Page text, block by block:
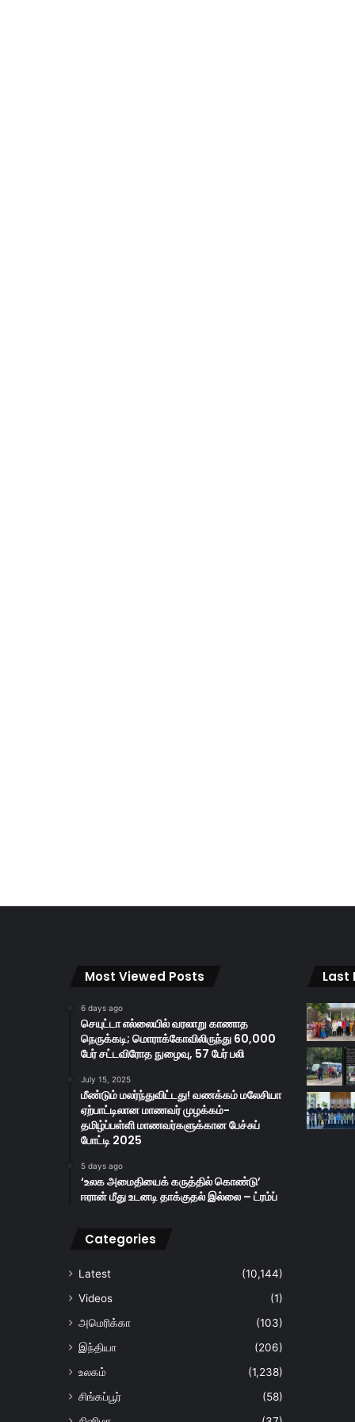
Most Viewed Posts
6 days ago
செயுட்டா எல்லையில் வரலாறு காணாத
நெருக்கடி; மொராக்கோவிலிருந்து 60,000
பேர் சட்டவிரோத நுழைவு, 57 பேர் பலி
July 15, 2025
மீண்டும் மலர்ந்துவிட்டது! வணக்கம் மலேசியா
ஏற்பாட்டிலான மாணவர் முழக்கம்-
தமிழ்ப்பள்ளி மாணவர்களுக்கான பேச்சுப்
போட்டி 2025
5 days ago
‘உலக அமைதியைக் கருத்தில் கொண்டு’
ஈரான் மீது உடனடி தாக்குதல் இல்லை – ட்ரம்ப்
Categories
Latest
(10,144)
Videos
(1)
அமெரிக்கா
(103)
இந்தியா
(206)
உலகம்
(1,238)
சிங்கப்பூர்
(58)
Last